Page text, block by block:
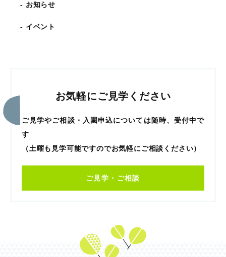
お知らせ
イベント
お気軽にご見学ください
ご見学やご相談・入園申込については随時、受付中で
す
（土曜も見学可能ですのでお気軽にご相談ください）
ご見学・ご相談